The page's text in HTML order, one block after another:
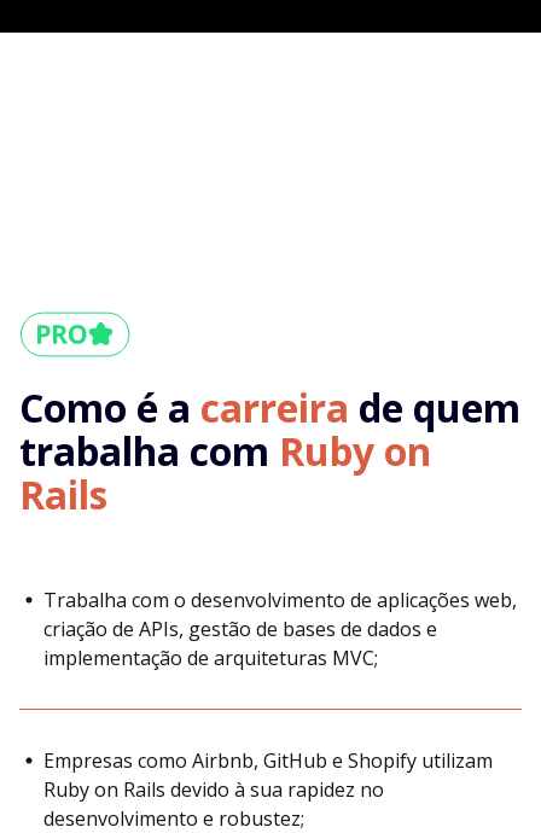
Como é a carreira de quem
trabalha com Ruby on
Rails
Trabalha com o desenvolvimento de aplicações web,
criação de APIs, gestão de bases de dados e
implementação de arquiteturas MVC;
Empresas como Airbnb, GitHub e Shopify utilizam
Ruby on Rails devido à sua rapidez no
desenvolvimento e robustez;